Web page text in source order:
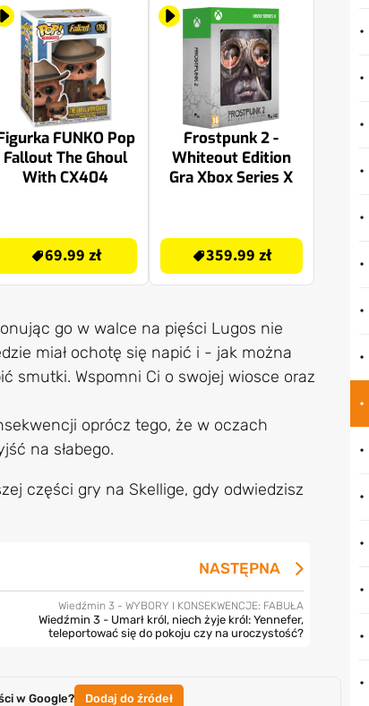
FUNKO Pop
Fallout The Ghoul
With CX404
69.99 zł
Frostpunk 2 -
Whiteout Edition
Gra Xbox Series X
359.99 zł
go w walce na pięści Lugos nie
miał ochotę się napić i - jak można
Wspomni Ci o swojej wiosce oraz
oprócz tego, że w oczach
na słabego.
części gry na Skellige, gdy odwiedzisz
NASTĘPNA
Wiedźmin 3 - WYBORY I KONSEKWENCJE: FABUŁA
Wiedźmin 3 - Umarł król, niech żyje król: Yennefer,
teleportować się do pokoju czy na uroczystość?
w Google? Dodaj do źródeł